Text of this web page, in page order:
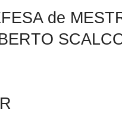
de